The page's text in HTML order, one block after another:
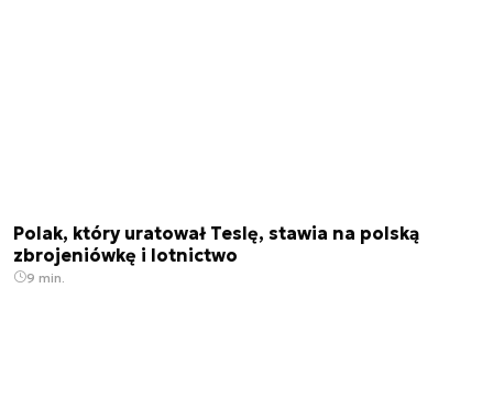
Polak, który uratował Teslę, stawia na polską
zbrojeniówkę i lotnictwo
9 min.